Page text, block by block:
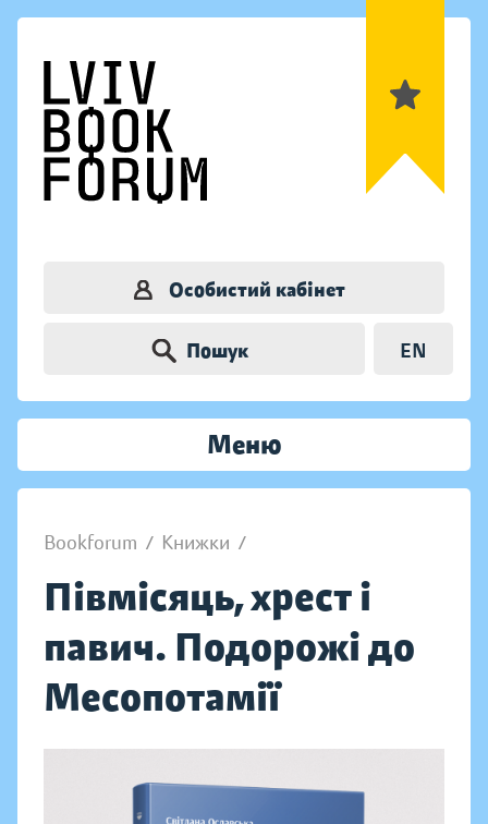
Особистий кабінет
Пошук EN
Меню
Bookforum / Книжки /
Півмісяць, хрест і
павич. Подорожі до
Месопотамії